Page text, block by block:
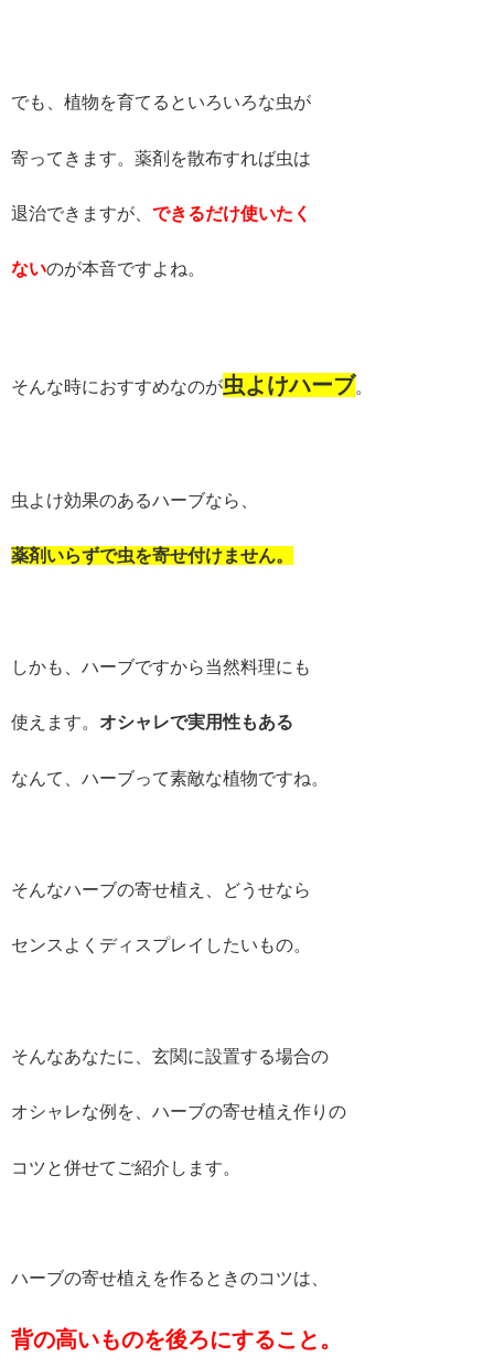
でも、植物を育てるといろいろな虫が
寄ってきます。薬剤を散布すれば虫は
退治できますが、 できるだけ使いたく
ないのが本音ですよね。
そんな時におすすめなのが虫よけハーブ。
虫よけ効果のあるハーブなら、
薬剤いらずで虫を寄せ付けません。
しかも、ハーブですから当然料理にも
使えます。 オシャレで実用性もある
なんて、ハーブって素敵な植物ですね。
そんなハーブの寄せ植え、どうせなら
センスよくディスプレイしたいもの。
そんなあなたに、玄関に設置する場合の
オシャレな例を、ハーブの寄せ植え作りの
コツと併せてご紹介します。
ハーブの寄せ植えを作るときのコツは、
背の高いものを後ろにすること。